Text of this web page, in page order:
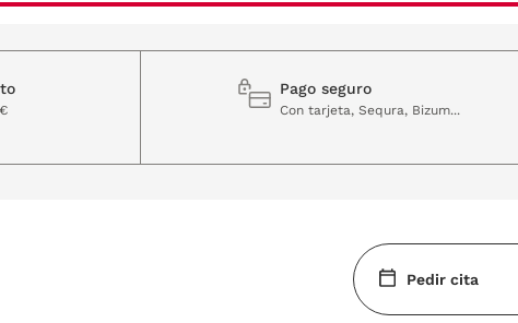
Pago seguro
Con tarjeta, Sequra, Bizum...
Pedir cita